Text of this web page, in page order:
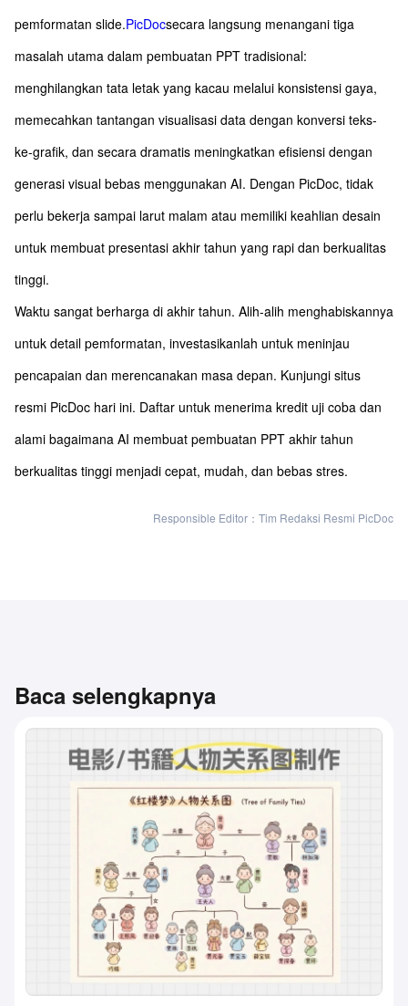
pemformatan slide.PicDocsecara langsung menangani tiga
masalah utama dalam pembuatan PPT tradisional:
menghilangkan tata letak yang kacau melalui konsistensi gaya,
memecahkan tantangan visualisasi data dengan konversi teks-
ke-grafik, dan secara dramatis meningkatkan efisiensi dengan
generasi visual bebas menggunakan AI. Dengan PicDoc, tidak
perlu bekerja sampai larut malam atau memiliki keahlian desain
untuk membuat presentasi akhir tahun yang rapi dan berkualitas
tinggi.
Waktu sangat berharga di akhir tahun. Alih-alih menghabiskannya
untuk detail pemformatan, investasikanlah untuk meninjau
pencapaian dan merencanakan masa depan. Kunjungi situs
resmi PicDoc hari ini. Daftar untuk menerima kredit uji coba dan
alami bagaimana AI membuat pembuatan PPT akhir tahun
berkualitas tinggi menjadi cepat, mudah, dan bebas stres.
Responsible Editor：Tim Redaksi Resmi PicDoc
Baca selengkapnya